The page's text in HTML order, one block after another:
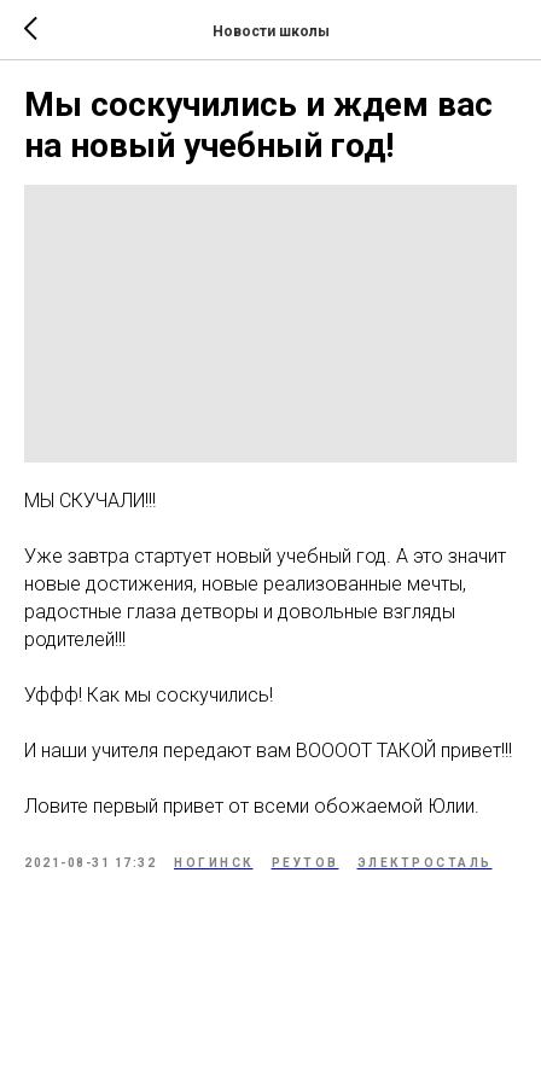
Новости школы
Мы соскучились и ждем вас
на новый учебный год!
МЫ СКУЧАЛИ!!!
Уже завтра стартует новый учебный год. А это значит
новые достижения, новые реализованные мечты,
радостные глаза детворы и довольные взгляды
родителей!!!
Уффф! Как мы соскучились!
И наши учителя передают вам ВООООТ ТАКОЙ привет!!!
Ловите первый привет от всеми обожаемой Юлии.
2021-08-31 17:32 НОГИНСК РЕУТОВ ЭЛЕКТРОСТАЛЬ